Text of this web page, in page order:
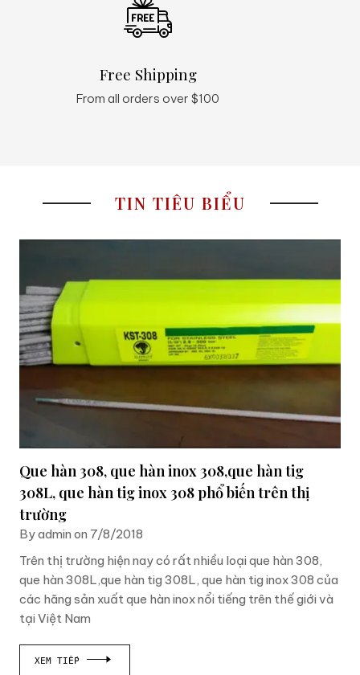
Free Shipping
From all orders over $100
TIN TIÊU BIỂU
Que hàn 308, que hàn inox 308,que hàn tig
308L, que hàn tig inox 308 phổ biến trên thị
trường
By admin on 7/8/2018
Trên thị trường hiện nay có rất nhiều loại que hàn 308,
que hàn 308L,que hàn tig 308L, que hàn tig inox 308 của
các hãng sản xuất que hàn inox nổi tiếng trên thế giới và
tại Việt Nam
XEM TIẾP